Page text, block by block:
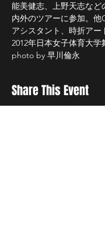
能美健志、上野天志など
内外のツアーに参加。他
アシスタント、時折アー
2012年日本女子体育大学
photo by 早川倫永
Share This Event